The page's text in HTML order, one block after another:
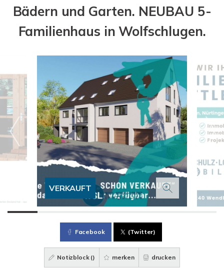
Bädern und Garten. NEUBAU 5-
Familienhaus in Wolfschlugen.
VERKAUFT
Facebook (Twitter)
Notizblock () merken drucken